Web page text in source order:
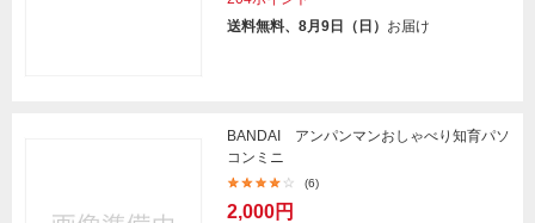
送料無料、8月9日（日） お届け
BANDAI アンパンマンおしゃべり知育パソ
コンミニ
(6)
2,000円